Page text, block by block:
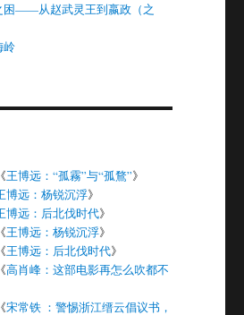
困——从赵武灵王到嬴政（之
岭
王博远：“孤霧”与“孤鶩”》
博远：杨锐沉浮》
博远：后北伐时代》
王博远：杨锐沉浮》
王博远：后北伐时代》
高肖峰：这部电影再怎么吹都不
宋常铁 ：警惕浙江缙云倡议书，